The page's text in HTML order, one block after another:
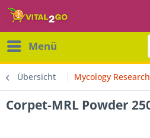
Menü
Übersicht Mycology
Corpet-MRL Powder